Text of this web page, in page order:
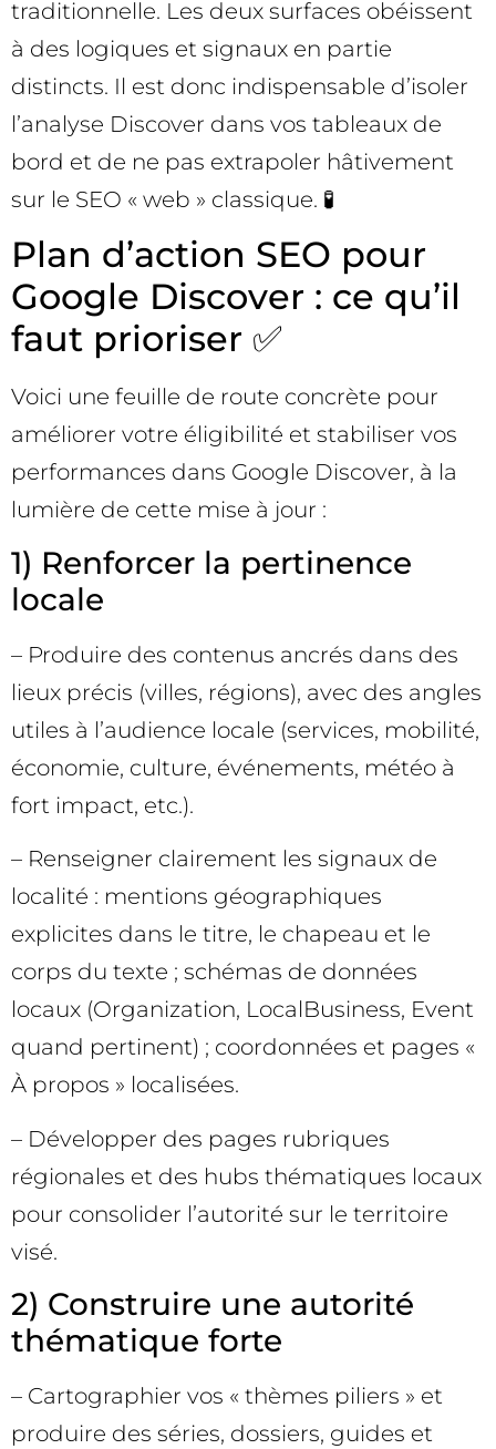
traditionnelle. Les deux surfaces obéissent
à des logiques et signaux en partie
distincts. Il est donc indispensable d’isoler
l’analyse Discover dans vos tableaux de
bord et de ne pas extrapoler hâtivement
sur le SEO « web » classique. 🧪
Plan d’action SEO pour
Google Discover : ce qu’il
faut prioriser ✅
Voici une feuille de route concrète pour
améliorer votre éligibilité et stabiliser vos
performances dans Google Discover, à la
lumière de cette mise à jour :
1) Renforcer la pertinence
locale
– Produire des contenus ancrés dans des
lieux précis (villes, régions), avec des angles
utiles à l’audience locale (services, mobilité,
économie, culture, événements, météo à
fort impact, etc.).
– Renseigner clairement les signaux de
localité : mentions géographiques
explicites dans le titre, le chapeau et le
corps du texte ; schémas de données
locaux (Organization, LocalBusiness, Event
quand pertinent) ; coordonnées et pages «
À propos » localisées.
– Développer des pages rubriques
régionales et des hubs thématiques locaux
pour consolider l’autorité sur le territoire
visé.
2) Construire une autorité
thématique forte
– Cartographier vos « thèmes piliers » et
produire des séries, dossiers, guides et